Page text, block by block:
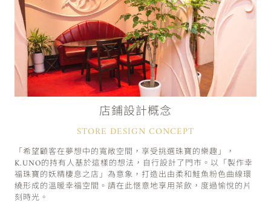
店鋪設計概念
STORE DESIGN CONCEPT
「希望顧客在夢想中的寬敞空間，享受挑選珠寶的樂趣」，
K.UNO的持有人基於這樣的想法，自行設計了門市。以「製作幸
福珠寶的妖精棲息之店」為意象，打造出由柔和鮭魚粉色曲線環
繞形成的溫暖幸福空間。請在此愜意地享用茶飲，度過愉悅的片
刻時光。